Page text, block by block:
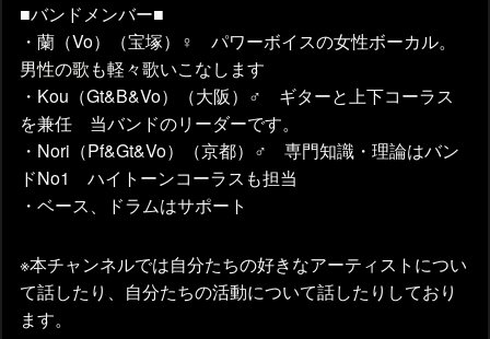
■バンドメンバー■
・蘭（Vo）（宝塚）♀ パワーボイスの女性ボーカル。
男性の歌も軽々歌いこなします
・Kou（Gt&B&Vo）（大阪）♂ ギターと上下コーラス
を兼任 当バンドのリーダーです。
・Nori（Pf&Gt&Vo）（京都）♂ 専門知識・理論はバン
ドNo1 ハイトーンコーラスも担当
・ベース、ドラムはサポート
※本チャンネルでは自分たちの好きなアーティストについ
て話したり、自分たちの活動について話したりしており
ます。